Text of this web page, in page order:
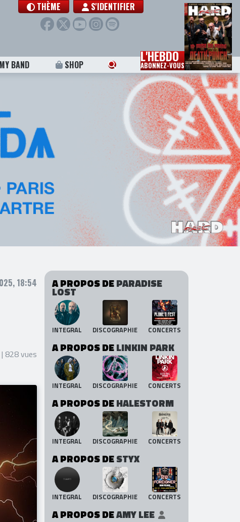
THÈME S'IDENTIFIER
MY BAND SHOP L'HEBDO
ABONNEZ-VOUS
18:54
| 828 vues
A PROPOS DEPARADISE
LOST
INTEGRAL DISCOGRAPHIE CONCERTS
A PROPOS DELINKIN PARK
INTEGRAL DISCOGRAPHIE CONCERTS
A PROPOS DEHALESTORM
INTEGRAL DISCOGRAPHIE CONCERTS
A PROPOS DESTYX
INTEGRAL DISCOGRAPHIE CONCERTS
A PROPOS DEAMY LEE